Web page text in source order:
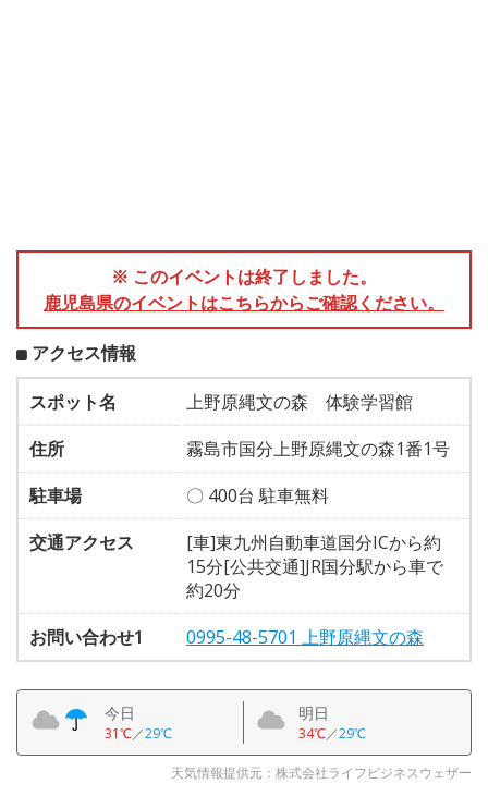
※ このイベントは終了しました。
鹿児島県のイベントはこちらからご確認ください。
アクセス情報
スポット名
上野原縄文の森 体験学習館
住所
霧島市国分上野原縄文の森1番1号
駐車場
〇 400台 駐車無料
交通アクセス
[車]東九州自動車道国分ICから約
15分[公共交通]JR国分駅から車で
約20分
お問い合わせ1
0995-48-5701 上野原縄文の森
今日
31℃／29℃
明日
34℃／29℃
天気情報提供元：株式会社ライフビジネスウェザー